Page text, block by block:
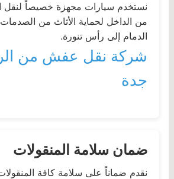
نستخدم سيارات مجهزة خصيصاً لنقل
من الداخل لحماية الأثاث من الصدمات
الدمام إلى رأس تنورة.
شركة نقل عفش من
جدة
ضمان سلامة المنقولات
نقدم ضماناً على سلامة كافة